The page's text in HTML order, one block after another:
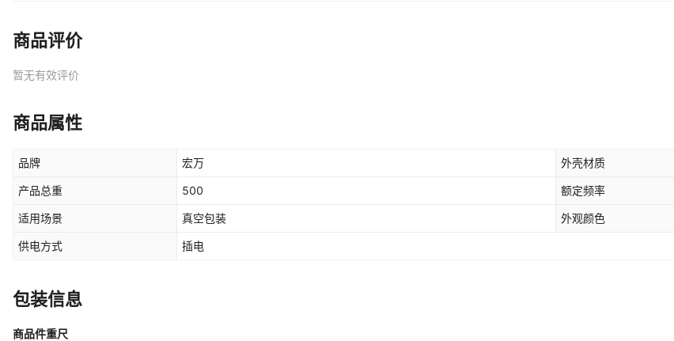
商品评价
暂无有效评价
商品属性
品牌 宏万 外壳材质
产品总重 500 额定频率
适用场景 真空包装 外观颜色
供电方式 插电
包装信息
商品件重尺